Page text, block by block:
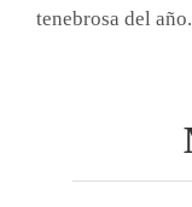
tenebrosa del año.